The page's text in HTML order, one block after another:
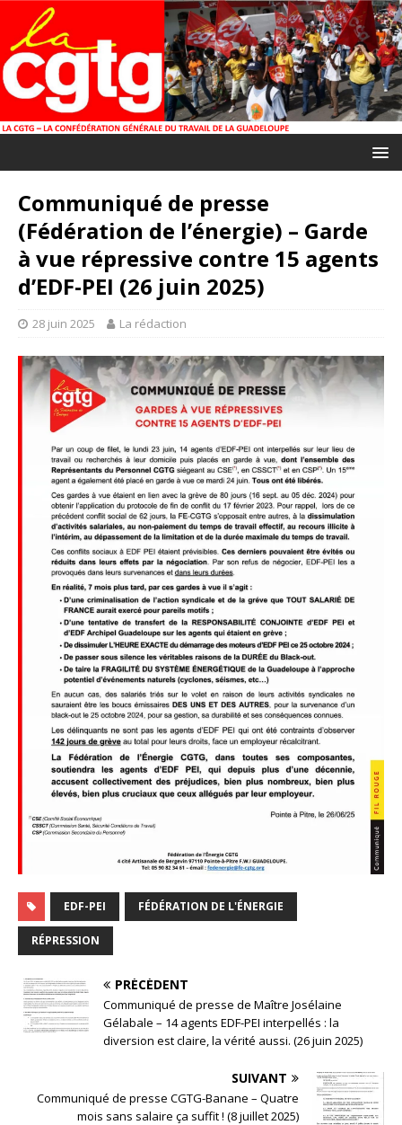
Communiqué de presse
(Fédération de l’énergie) – Garde
à vue répressive contre 15 agents
d’EDF-PEI (26 juin 2025)
28 juin 2025 La rédaction
EDF-PEI FÉDÉRATION DE L'ÉNERGIE
RÉPRESSION
PRÉCÉDENT
Communiqué de presse de Maître Josélaine
Gélabale – 14 agents EDF-PEI interpellés : la
diversion est claire, la vérité aussi. (26 juin 2025)
SUIVANT
Communiqué de presse CGTG-Banane – Quatre
mois sans salaire ça suffit ! (8 juillet 2025)